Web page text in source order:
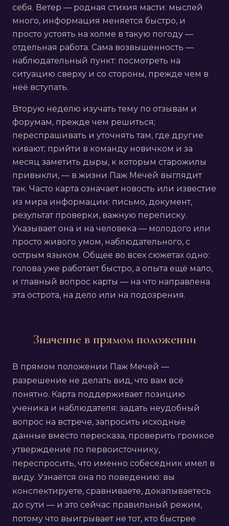
себя. Ветер — родная стихия масти: мыслей
много, информация меняется быстро, и
просто устоять на холме в такую погоду —
отдельная работа. Сама возвышенность —
наблюдательный пункт: посмотреть на
ситуацию сверху и со стороны, прежде чем в
неё вступать.
Вторую неделю изучать тему по отзывам и
форумам, прежде чем решиться;
переспрашивать и уточнять там, где другие
кивают; прийти в команду новичком и за
месяц заметить дыры, к которым старожилы
привыкли, — в жизни Паж Мечей выглядит
так. Часто карта означает новость или известие
из мира информации: письмо, документ,
результат проверки, важную переписку.
Указывает она и на человека — молодого или
просто живого умом, наблюдательного, с
острым языком. Общее во всех сюжетах одно:
голова уже работает быстро, а опыта ещё мало,
и главный вопрос карты — на что направлена
эта острота, на дело или на подозрения.
Значение в прямом положении
В прямом положении Паж Мечей —
разрешение не делать вид, что вам всё
понятно. Карта поддерживает позицию
ученика и наблюдателя: задать неудобный
вопрос на встрече, запросить исходные
данные вместо пересказа, проверить громкое
утверждение по первоисточнику,
переспросить, что именно собеседник имел в
виду. Узнаётся она по поведению: вы
конспектируете, сравниваете, докапываетесь
до сути — и это сейчас правильный режим,
потому что выигрывает не тот, кто быстрее